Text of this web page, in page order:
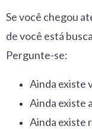
Se você chegou
de você está
Pergunte-se:
Ainda existe
Ainda existe
Ainda existe